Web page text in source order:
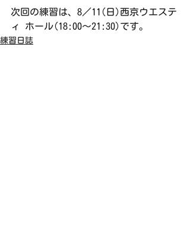
次回の練習は、8／11(日)西京ウエステ
ィ ホール(18:00〜21:30)です。
練習日誌